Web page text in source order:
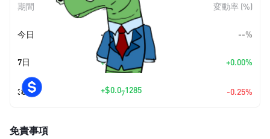
期間 金額変動 変動率 (%)
今日 -- --%
7日 +$0.00 +0.00%
30日 +$0.071285 -0.25%
免責事項